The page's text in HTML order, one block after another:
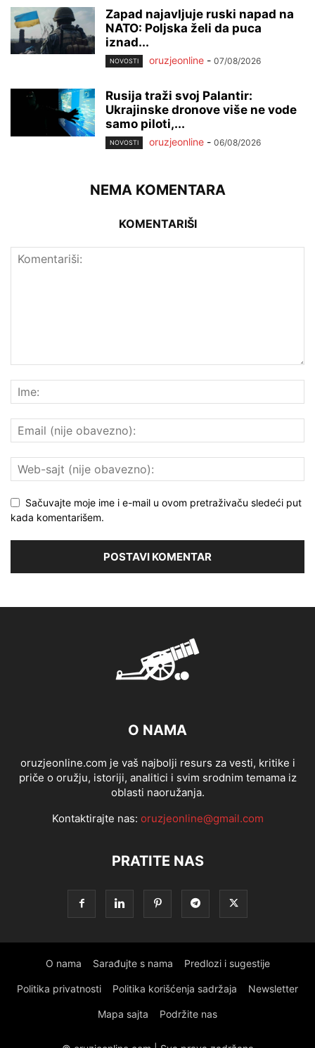
Zapad najavljuje ruski napad na
NATO: Poljska želi da puca
iznad...
NOVOSTI oruzjeonline - 07/08/2026
Rusija traži svoj Palantir:
Ukrajinske dronove više ne vode
samo piloti,...
NOVOSTI oruzjeonline - 06/08/2026
NEMA KOMENTARA
KOMENTARIŠI
Sačuvajte moje ime i e-mail u ovom pretraživaču sledeći put
kada komentarišem.
O NAMA
oruzjeonline.com je vaš najbolji resurs za vesti, kritike i
priče o oružju, istoriji, analitici i svim srodnim temama iz
oblasti naoružanja.
Kontaktirajte nas: oruzjeonline@gmail.com
PRATITE NAS
O nama Sarađujte s nama Predlozi i sugestije
Politika privatnosti Politika korišćenja sadržaja Newsletter
Mapa sajta Podržite nas